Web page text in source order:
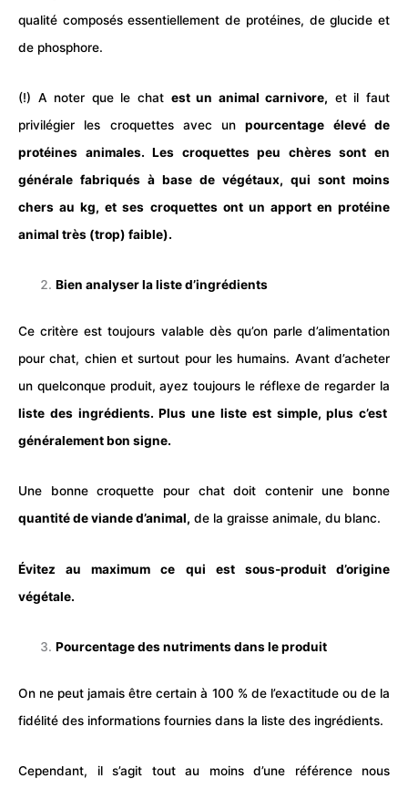
qualité composés essentiellement de protéines, de glucide et
de phosphore.
(!) A noter que le chat est un animal carnivore, et il faut
privilégier les croquettes avec unpourcentage élevé de
protéines animales. Les croquettes peu chères sont en
générale fabriqués à base de végétaux, qui sont moins
chers au kg, et ses croquettes ont un apport en protéine
animal très (trop) faible).
Bien analyser la liste d’ingrédients
Ce critère est toujours valable dès qu’on parle d’alimentation
pourchat, chien et surtout pour les humains. Avant d’acheter
un quelconque produit, ayez toujours le réflexe de regarder la
liste des ingrédients. Plus une liste est simple, plus c’est
généralement bon signe.
Une bonne croquette pour chatdoit contenir une bonne
quantité de viande d’animal, de la graisse animale, du blanc.
Évitez au maximum ce qui est sous-produit d’origine
végétale.
Pourcentage des nutriments dans le produit
On ne peut jamais être certain à 100 % de l’exactitude ou de la
fidélité des informations fournies dans la liste des ingrédients.
Cependant, il s’agit tout au moins d’une référence nous